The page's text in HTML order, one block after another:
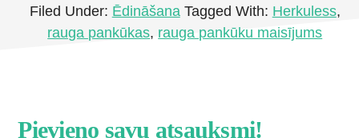
veids
kā
pankūkas
Filed Under: Ēdināšana Tagged With: Herkuless,
rauga pankūkas, rauga pankūku maisījums
Footer
Pievieno savu atsauksmi!